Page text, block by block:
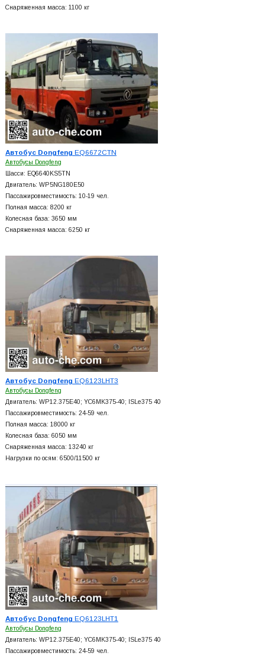
Снаряженная масса: 1100 кг
Автобус Dongfeng EQ6672CTN
Автобусы Dongfeng
Шасси: EQ6640KS5TN
Двигатель: WP5NG180E50
Пассажировместимость: 10-19 чел.
Полная масса: 8200 кг
Колесная база: 3650 мм
Снаряженная масса: 6250 кг
Автобус Dongfeng EQ6123LHT3
Автобусы Dongfeng
Двигатель: WP12.375E40; YC6MK375-40; ISLe375 40
Пассажировместимость: 24-59 чел.
Полная масса: 18000 кг
Колесная база: 6050 мм
Снаряженная масса: 13240 кг
Нагрузки по осям: 6500/11500 кг
Автобус Dongfeng EQ6123LHT1
Автобусы Dongfeng
Двигатель: WP12.375E40; YC6MK375-40; ISLe375 40
Пассажировместимость: 24-59 чел.